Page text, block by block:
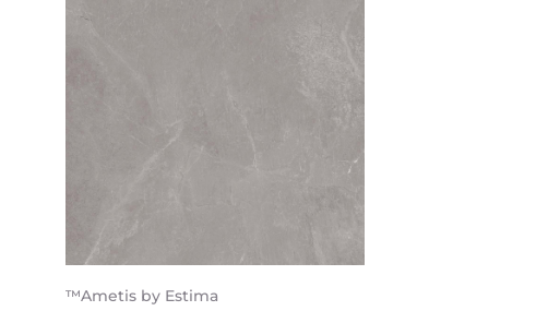
™Ametis by Estima